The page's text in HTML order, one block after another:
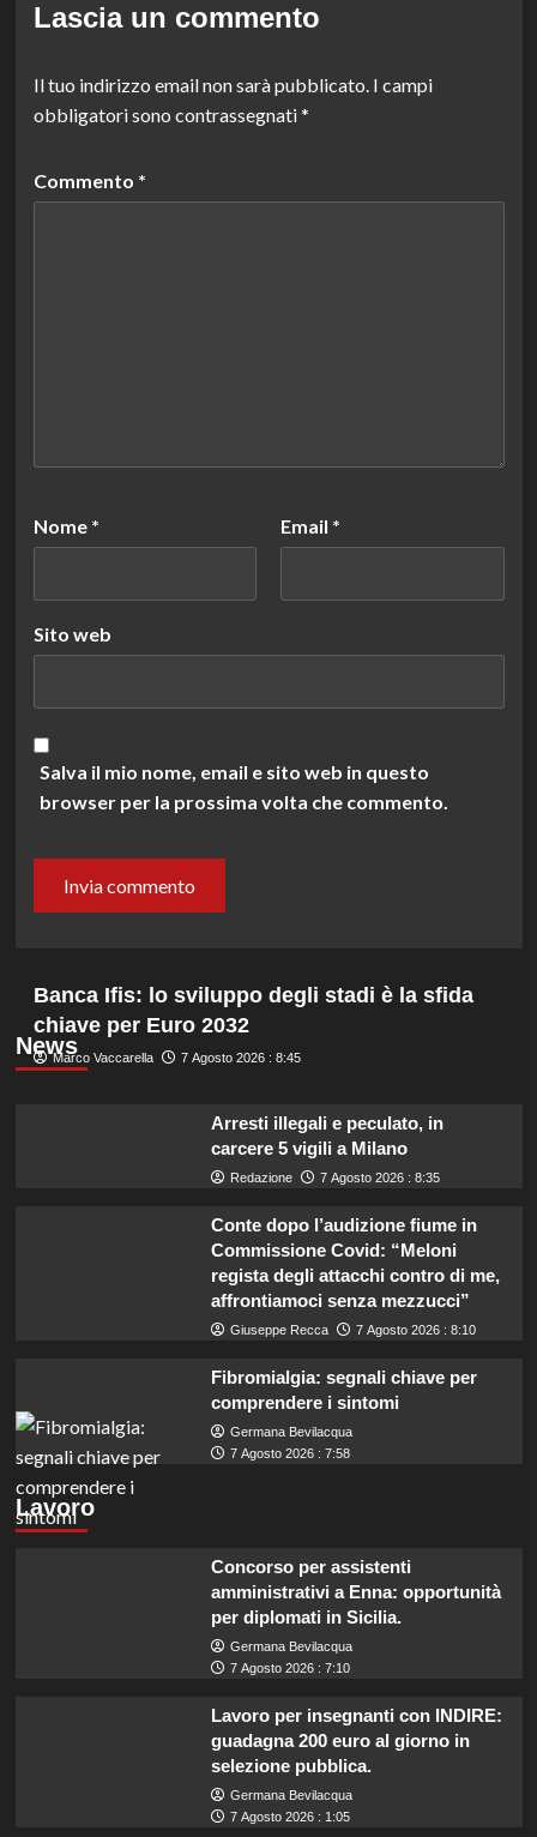
Lascia un commento
Il tuo indirizzo email non sarà pubblicato. I campi
obbligatori sono contrassegnati*
Commento *
Nome * Email *
Sito web
Salva il mio nome, email e sito web in questo
browser per la prossima volta che commento.
News
Banca Ifis: lo sviluppo degli stadi è la sfida
chiave per Euro 2032
Marco Vaccarella 7 Agosto 2026 : 8:45
Arresti illegali e peculato, in
carcere 5 vigili a Milano
Redazione 7 Agosto 2026 : 8:35
Conte dopo l’audizione fiume in
Commissione Covid: “Meloni
regista degli attacchi contro di me,
affrontiamoci senza mezzucci”
Giuseppe Recca 7 Agosto 2026 : 8:10
Fibromialgia: segnali chiave per
comprendere i sintomi
Germana Bevilacqua
7 Agosto 2026 : 7:58
Lavoro
Concorso per assistenti
amministrativi a Enna: opportunità
per diplomati in Sicilia.
Germana Bevilacqua
7 Agosto 2026 : 7:10
Lavoro per insegnanti con INDIRE:
guadagna 200 euro al giorno in
selezione pubblica.
Germana Bevilacqua
7 Agosto 2026 : 1:05